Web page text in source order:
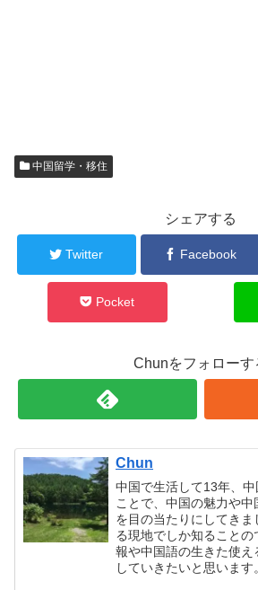
中国留学・移住
シェアする
Twitter Facebook
Pocket
Chunをフォローす
Chun
中国で生活して13年、中
ことで、中国の魅力や
を目の当たりにしてき
る現地でしか知ること
報や中国語の生きた使え
していきたいと思います